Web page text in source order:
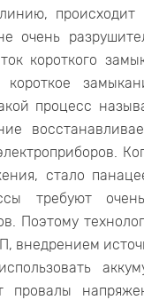
происходит
очень
короткого
процесс
стало
требуют
Поэтому
внедрением
провалы